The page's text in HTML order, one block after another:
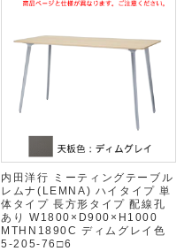
内田洋行 ミーティングテーブル
レムナ(LEMNA) ハイタイプ 単
体タイプ 長方形タイプ 配線孔
あり W1800×D900×H1000
MTHN1890C ディムグレイ色
5-205-76□6